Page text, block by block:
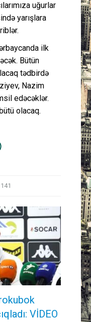
Peşə etikası
Əlaqə
uğurlar
yarışlara
ilk
Bütün
tədbirdə
Nazim
edəcəklər.
olacaq.
VİDEO